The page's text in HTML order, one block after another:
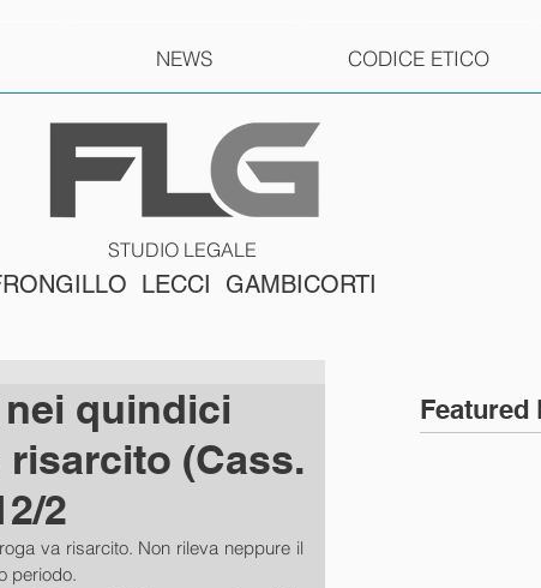
NEWS CODICE ETICO
STUDIO LEGALE
LECCI GAMBICORTI
quindici
(Cass.
2
va risarcito. Non rileva neppure il
periodo.
Featured